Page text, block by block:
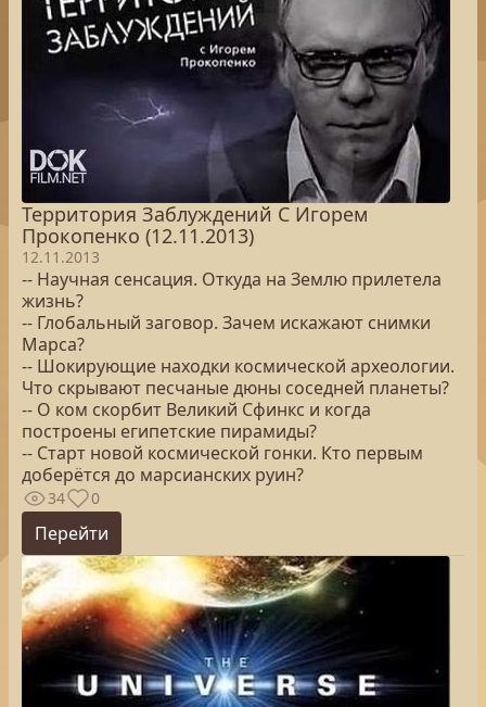
Территория Заблуждений С Игорем
Прокопенко (12.11.2013)
12.11.2013
-- Научная сенсация. Откуда на Землю прилетела
жизнь?
-- Глобальный заговор. Зачем искажают снимки
Марса?
-- Шокирующие находки космической археологии.
Что скрывают песчаные дюны соседней планеты?
-- О ком скорбит Великий Сфинкс и когда
построены египетские пирамиды?
-- Старт новой космической гонки. Кто первым
доберётся до марсианских руин?
34 0
Перейти